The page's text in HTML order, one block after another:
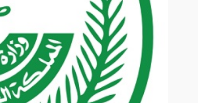
عم
ل
وأم
ن
الح
دود
في
منا
طق
الم